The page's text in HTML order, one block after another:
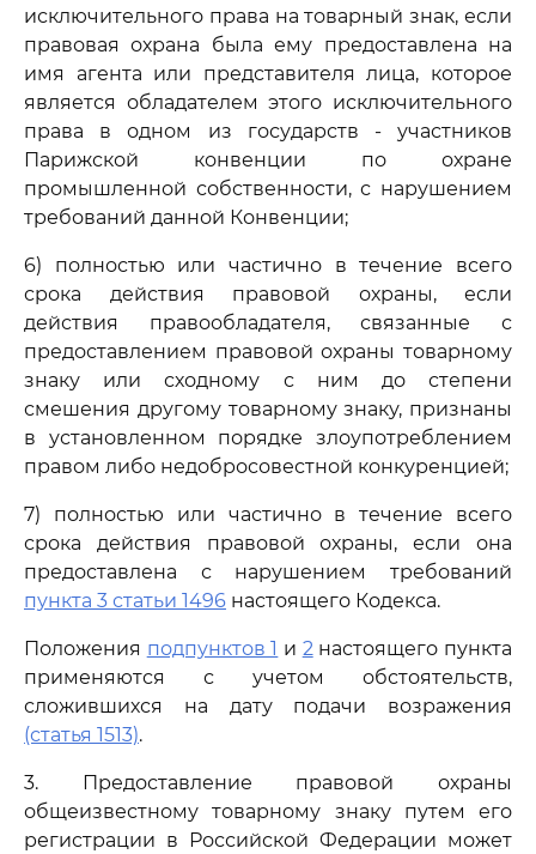
исключительного права на товарный знак, если
правовая охрана была ему предоставлена на
имя агента или представителя лица, которое
является обладателем этого исключительного
права в одном из государств - участников
Парижской конвенции по охране
промышленной собственности, с нарушением
требований данной Конвенции;
6) полностью или частично в течение всего
срока действия правовой охраны, если
действия правообладателя, связанные с
предоставлением правовой охраны товарному
знаку или сходному с ним до степени
смешения другому товарному знаку, признаны
в установленном порядке злоупотреблением
правом либо недобросовестной конкуренцией;
7) полностью или частично в течение всего
срока действия правовой охраны, если она
предоставлена с нарушением требований
пункта 3 статьи 1496 настоящего Кодекса.
Положения подпунктов 1 и 2настоящего пункта
применяются с учетом обстоятельств,
сложившихся на дату подачи возражения
(статья 1513).
3. Предоставление правовой охраны
общеизвестному товарному знаку путем его
регистрации в Российской Федерации может